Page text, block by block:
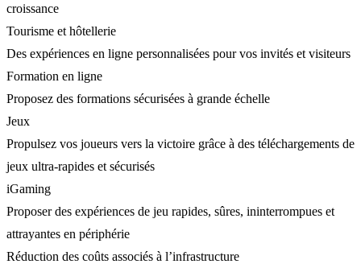
croissance
Tourisme et hôtellerie
Des expériences en ligne personnalisées pour vos invités et visiteurs
Formation en ligne
Proposez des formations sécurisées à grande échelle
Jeux
Propulsez vos joueurs vers la victoire grâce à des téléchargements de
jeux ultra-rapides et sécurisés
iGaming
Proposer des expériences de jeu rapides, sûres, ininterrompues et
attrayantes en périphérie
Réduction des coûts associés à l’infrastructure